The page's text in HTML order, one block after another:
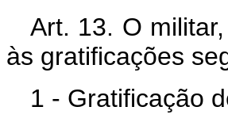
Art. 13. O
às gratificações
1 - Gratificação